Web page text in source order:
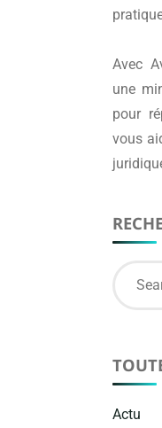
Avec
une
pour
vous
Actu